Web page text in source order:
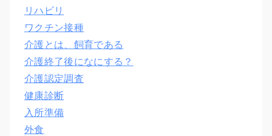
リハビリ
ワクチン接種
介護とは、飼育である
介護終了後になにする？
介護認定調査
健康診断
入所準備
外食